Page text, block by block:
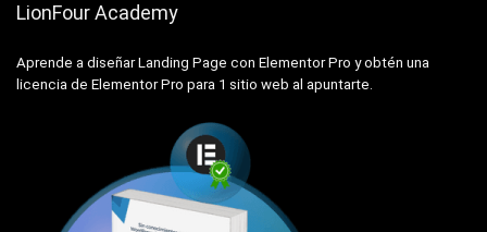
LionFour Academy
Aprende a diseñar Landing Page con Elementor Pro y obtén una
licencia de Elementor Pro para 1 sitio web al apuntarte.